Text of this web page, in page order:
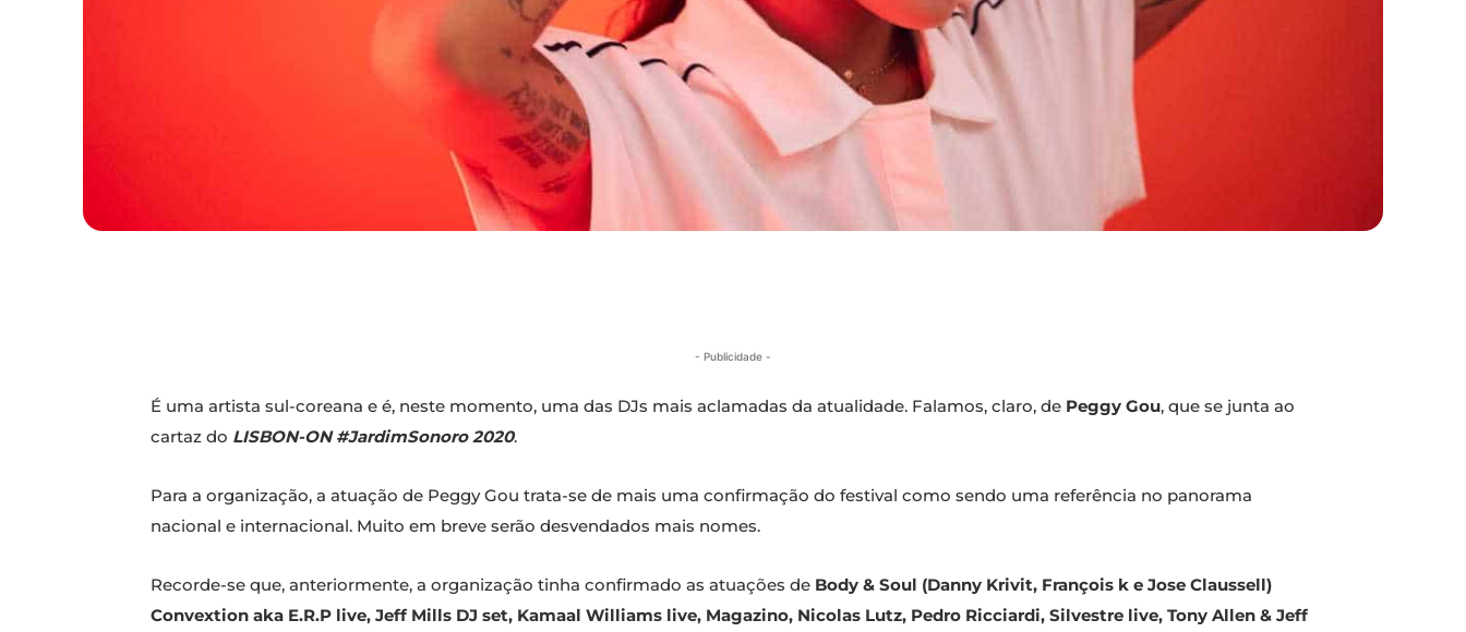
- Publicidade -
É uma artista sul-coreana e é, neste momento, uma das DJs mais aclamadas da atualidade. Falamos, claro, de Peggy Gou, que se junta ao
cartaz do LISBON-ON #JardimSonoro 2020.
Para a organização, a atuação de Peggy Gou trata-se de mais uma confirmação do festival como sendo uma referência no panorama
nacional e internacional. Muito em breve serão desvendados mais nomes.
Recorde-se que, anteriormente, a organização tinha confirmado as atuações de Body & Soul (Danny Krivit, François k e Jose Claussell)
Convextion aka E.R.P live, Jeff Mills DJ set, Kamaal Williams live, Magazino, Nicolas Lutz, Pedro Ricciardi, Silvestre live, Tony Allen & Jeff